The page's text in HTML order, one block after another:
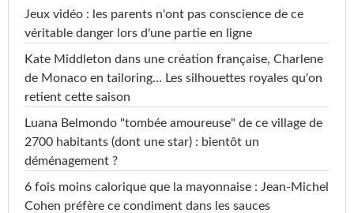
Jeux vidéo : les parents n'ont pas conscience de ce
véritable danger lors d'une partie en ligne
Kate Middleton dans une création française, Charlene
de Monaco en tailoring… Les silhouettes royales qu'on
retient cette saison
Luana Belmondo "tombée amoureuse" de ce village de
2700 habitants (dont une star) : bientôt un
déménagement ?
6 fois moins calorique que la mayonnaise : Jean-Michel
Cohen préfère ce condiment dans les sauces